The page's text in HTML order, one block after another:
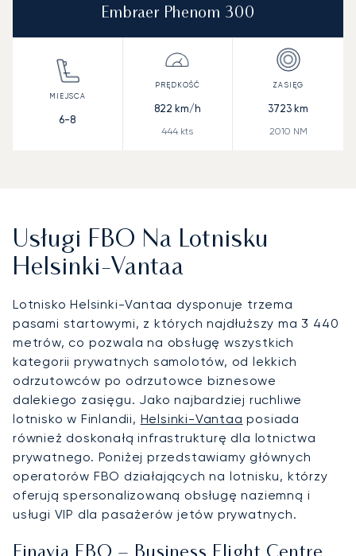
Embraer Phenom 300
6-8
822 km/h
444 kts
3723 km
2010 NM
Usługi FBO Na Lotnisku
Helsinki-Vantaa
Lotnisko Helsinki-Vantaa dysponuje trzema
pasami startowymi, z których najdłuższy ma 3 440
metrów, co pozwala na obsługę wszystkich
kategorii prywatnych samolotów, od lekkich
odrzutowców po odrzutowce biznesowe
dalekiego zasięgu. Jako najbardziej ruchliwe
lotnisko w Finlandii, Helsinki-Vantaa posiada
również doskonałą infrastrukturę dla lotnictwa
prywatnego. Poniżej przedstawiamy głównych
operatorów FBO działających na lotnisku, którzy
oferują spersonalizowaną obsługę naziemną i
usługi VIP dla pasażerów jetów prywatnych.